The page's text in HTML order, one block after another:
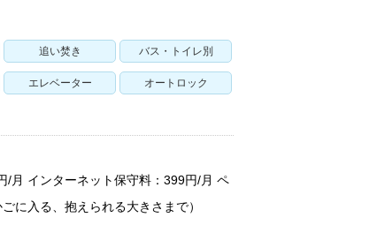
追い焚き バス・トイレ別
エレベーター オートロック
/月 インターネット保守料：399円/月 ペ
に入る、抱えられる大きさまで）